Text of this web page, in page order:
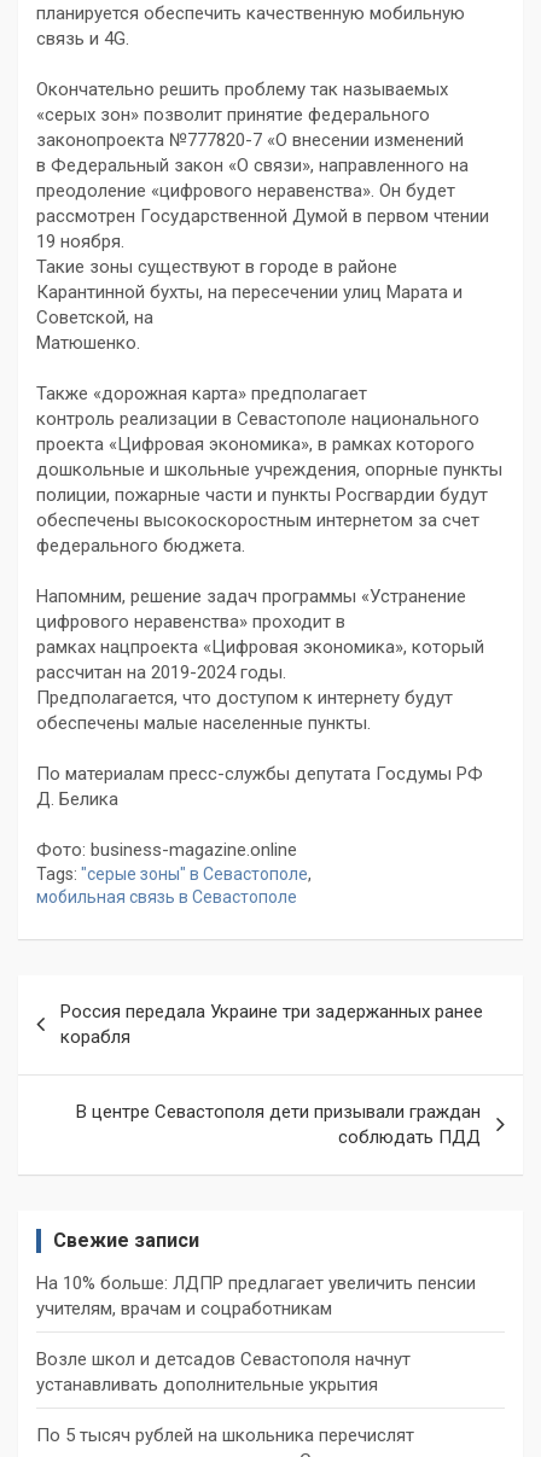
планируется обеспечить качественную мобильную
связь и 4G.
Окончательно решить проблему так называемых
«серых зон» позволит принятие федерального
законопроекта №777820-7 «О внесении изменений
в Федеральный закон «О связи», направленного на
преодоление «цифрового неравенства». Он будет
рассмотрен Государственной Думой в первом чтении
19 ноября.
Такие зоны существуют в городе в районе
Карантинной бухты, на пересечении улиц Марата и
Советской, на
Матюшенко.
Также «дорожная карта» предполагает
контроль реализации в Севастополе национального
проекта «Цифровая экономика», в рамках которого
дошкольные и школьные учреждения, опорные пункты
полиции, пожарные части и пункты Росгвардии будут
обеспечены высокоскоростным интернетом за счет
федерального бюджета.
Напомним, решение задач программы «Устранение
цифрового неравенства» проходит в
рамках нацпроекта «Цифровая экономика», который
рассчитан на 2019-2024 годы.
Предполагается, что доступом к интернету будут
обеспечены малые населенные пункты.
По материалам пресс-службы депутата Госдумы РФ
Д. Белика
Фото: business-magazine.online
Tags: "серые зоны" в Севастополе,
мобильная связь в Севастополе
по
записям
Россия передала Украине три задержанных ранее
корабля
В центре Севастополя дети призывали граждан
соблюдать ПДД
Свежие записи
На 10% больше: ЛДПР предлагает увеличить пенсии
учителям, врачам и соцработникам
Возле школ и детсадов Севастополя начнут
устанавливать дополнительные укрытия
По 5 тысяч рублей на школьника перечислят